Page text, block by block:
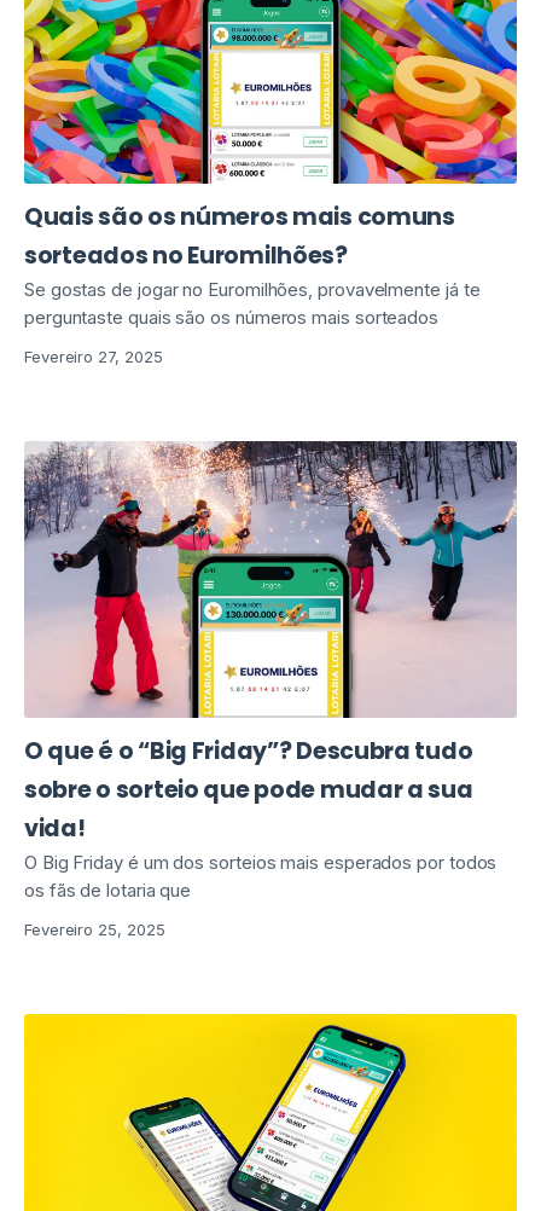
Quais são os números mais comuns
sorteados no Euromilhões?
Se gostas de jogar no Euromilhões, provavelmente já te
perguntaste quais são os números mais sorteados
Fevereiro 27, 2025
O que é o “Big Friday”? Descubra tudo
sobre o sorteio que pode mudar a sua
vida!
O Big Friday é um dos sorteios mais esperados por todos
os fãs de lotaria que
Fevereiro 25, 2025